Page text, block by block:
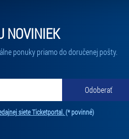
NOVINIEK
ponuky priamo do doručenej pošty.
Odoberať
siete Ticketportal. (* povinné)Tento súhlas